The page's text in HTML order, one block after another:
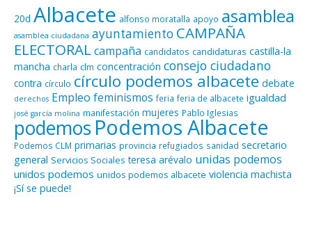
20d Albacete alfonso moratalla apoyo asamblea
asamblea ciudadana ayuntamiento CAMPAÑA
ELECTORALcampaña candidatos candidaturas castilla-la
mancha charla clm concentración consejo ciudadano
contra círculo círculo podemos albacete debate
derechos Empleo feminismos feria feria de albacete igualdad
josé garcía molina manifestación mujeres Pablo Iglesias
podemosPodemos Albacete
Podemos CLM primarias provincia refugiados sanidad secretario
general Servicios Sociales teresa arévalo unidas podemos
unidos podemos unidos podemos albacete violencia machista
¡Sí se puede!